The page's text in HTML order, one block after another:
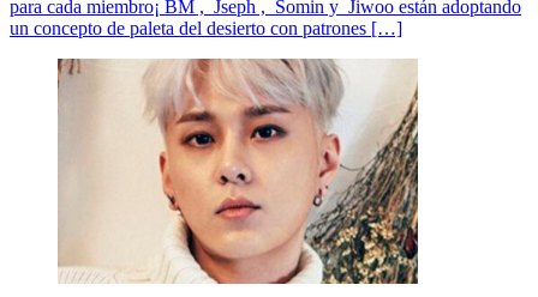
para cada miembro¡ BM , Jseph , Somin y Jiwoo están adoptando
un concepto de paleta del desierto con patrones […]